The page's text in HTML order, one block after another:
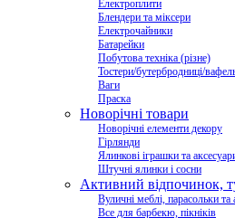
Електроплити
Блендери та міксери
Електрочайники
Батарейки
Побутова техніка (різне)
Тостери/бутербродниці/
Ваги
Праска
Новорічні товари
Новорічні елементи декору
Гірлянди
Ялинкові іграшки та
Штучні ялинки і сосни
Активний відпочинок,
Вуличні меблі, парасольки та
Все для барбекю, пікніків